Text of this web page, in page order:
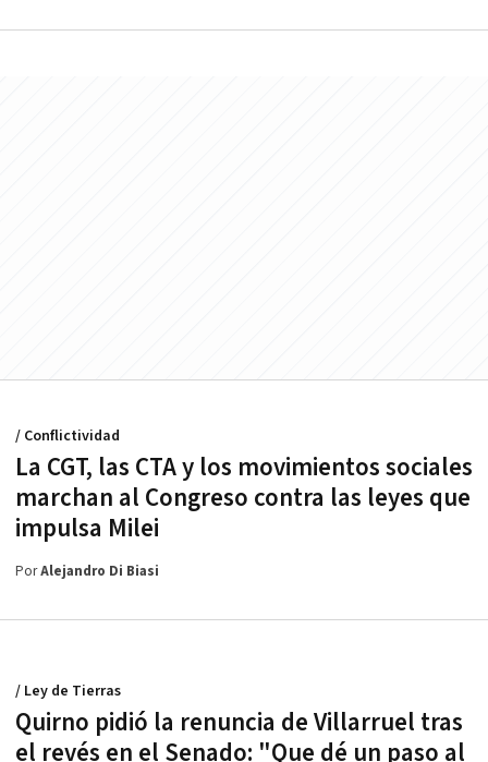
La CGT, las CTA y los movimientos sociales
marchan al Congreso contra las leyes que
impulsa Milei
/ Conflictividad
PorAlejandro Di Biasi
Quirno pidió la renuncia de Villarruel tras
el revés en el Senado: "Que dé un paso al
/ Ley de Tierras